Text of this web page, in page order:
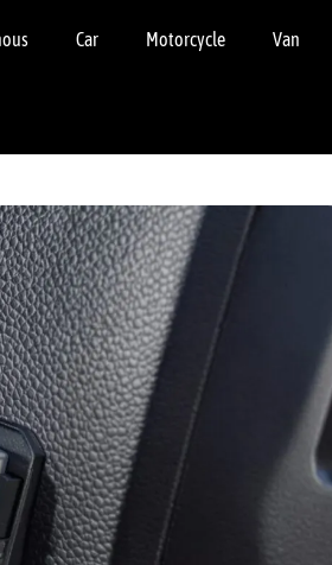
Car Motorcycle Van